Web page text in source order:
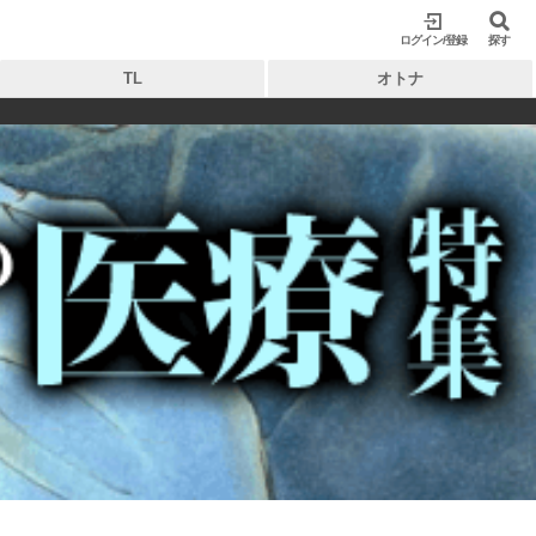
ログイン/登録 探す
閉じる
TL オトナ
閉じる